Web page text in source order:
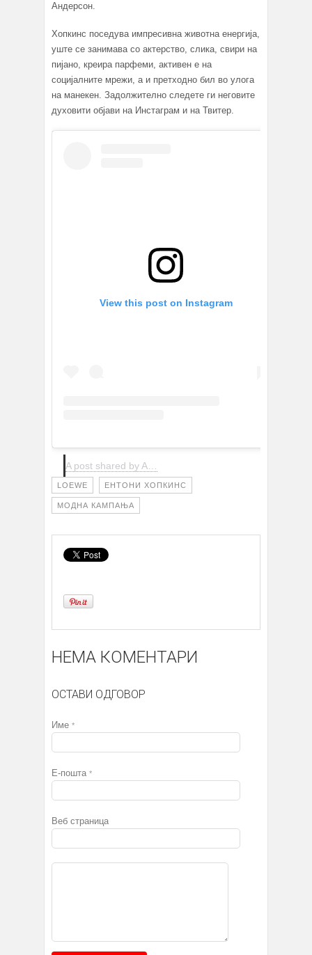
Андерсон.
Хопкинс поседува импресивна животна енергија,
уште се занимава со актерство, слика, свири на
пијано, креира парфеми, активен е на
социјалните мрежи, а и претходно бил во улога
на манекен. Задолжително следете ги неговите
духовити објави на Инстаграм и на Твитер.
View this post on Instagram
LOEWE ЕНТОНИ ХОПКИНС
МОДНА КАМПАЊА
НЕМА КОМЕНТАРИ
ОСТАВИ ОДГОВОР
Име *
Е-пошта *
Веб страница